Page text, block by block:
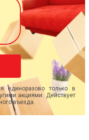
единоразово только в
акциями. Действует
въезда.